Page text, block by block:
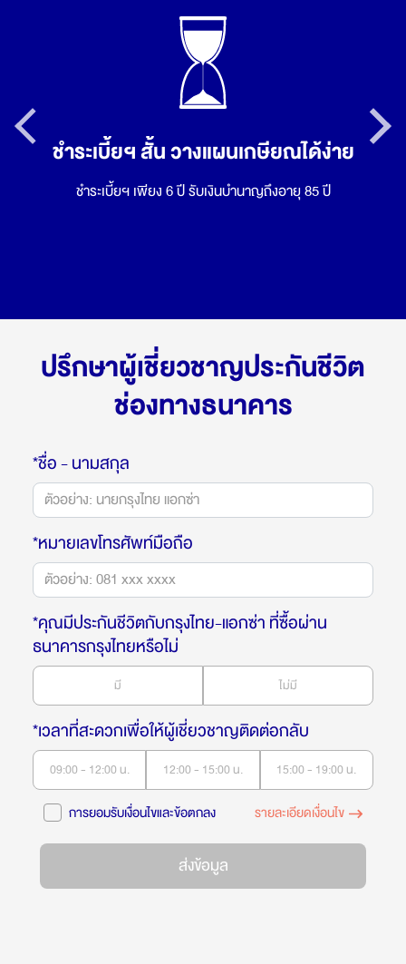
Previousชำระเบี้ยฯ สั้น วางแผนเกษียณได้ง่าย
ชำระเบี้ยฯ เพียง 6 ปี รับเงินบำนาญถึงอายุ 85 ปี
Next
ปรึกษาผู้เชี่ยวชาญประกันชีวิต
ช่องทางธนาคาร
*ชื่อ - นามสกุล
*หมายเลขโทรศัพท์มือถือ
*คุณมีประกันชีวิตกับกรุงไทย-แอกซ่า ที่ซื้อผ่าน
ธนาคารกรุงไทยหรือไม่
มี ไม่มี
*เวลาที่สะดวกเพื่อให้ผู้เชี่ยวชาญติดต่อกลับ
09:00 - 12:00 น. 12:00 - 15:00 น. 15:00 - 19:00 น.
การยอมรับเงื่อนไขและข้อตกลง รายละเอียดเงื่อนไข
ส่งข้อมูล